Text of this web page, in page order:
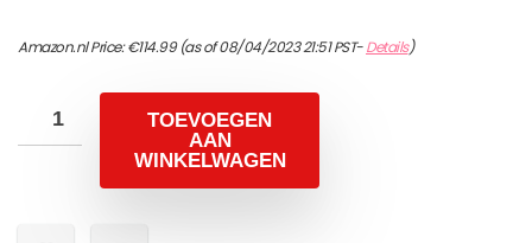
Amazon.nl Price:€114.99(as of 08/04/2023 21:51 PST-Details)
TOEVOEGEN
AAN
WINKELWAGEN